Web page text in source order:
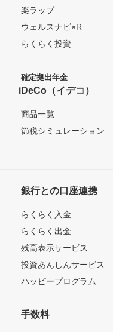
楽ラップ
ウェルスナビ×R
らくらく投資
確定拠出年金
iDeCo（イデコ）
商品一覧
節税シミュレーション
銀行との口座連携
らくらく入金
らくらく出金
残高表示サービス
投資あんしんサービス
ハッピープログラム
手数料